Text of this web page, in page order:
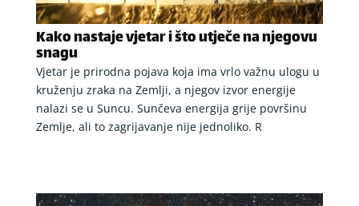
Kako nastaje vjetar i što utječe na njegovu
snagu
Vjetar je prirodna pojava koja ima vrlo važnu ulogu u
kruženju zraka na Zemlji, a njegov izvor energije
nalazi se u Suncu. Sunčeva energija grije površinu
Zemlje, ali to zagrijavanje nije jednoliko. R